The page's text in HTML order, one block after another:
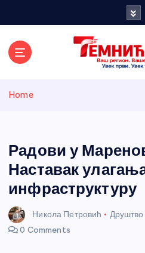
и
Home
Радови у
Наставак
инфраструктуру
Никола Петровић Друштво
0 Comments